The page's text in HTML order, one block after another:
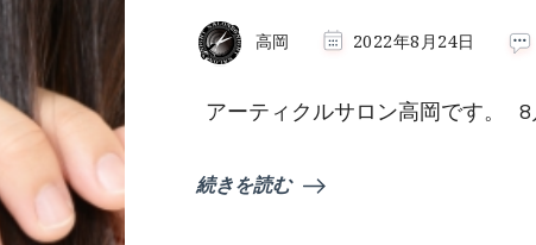
高岡 2022年8月24日
アーティクルサロン高岡です。
続きを読む